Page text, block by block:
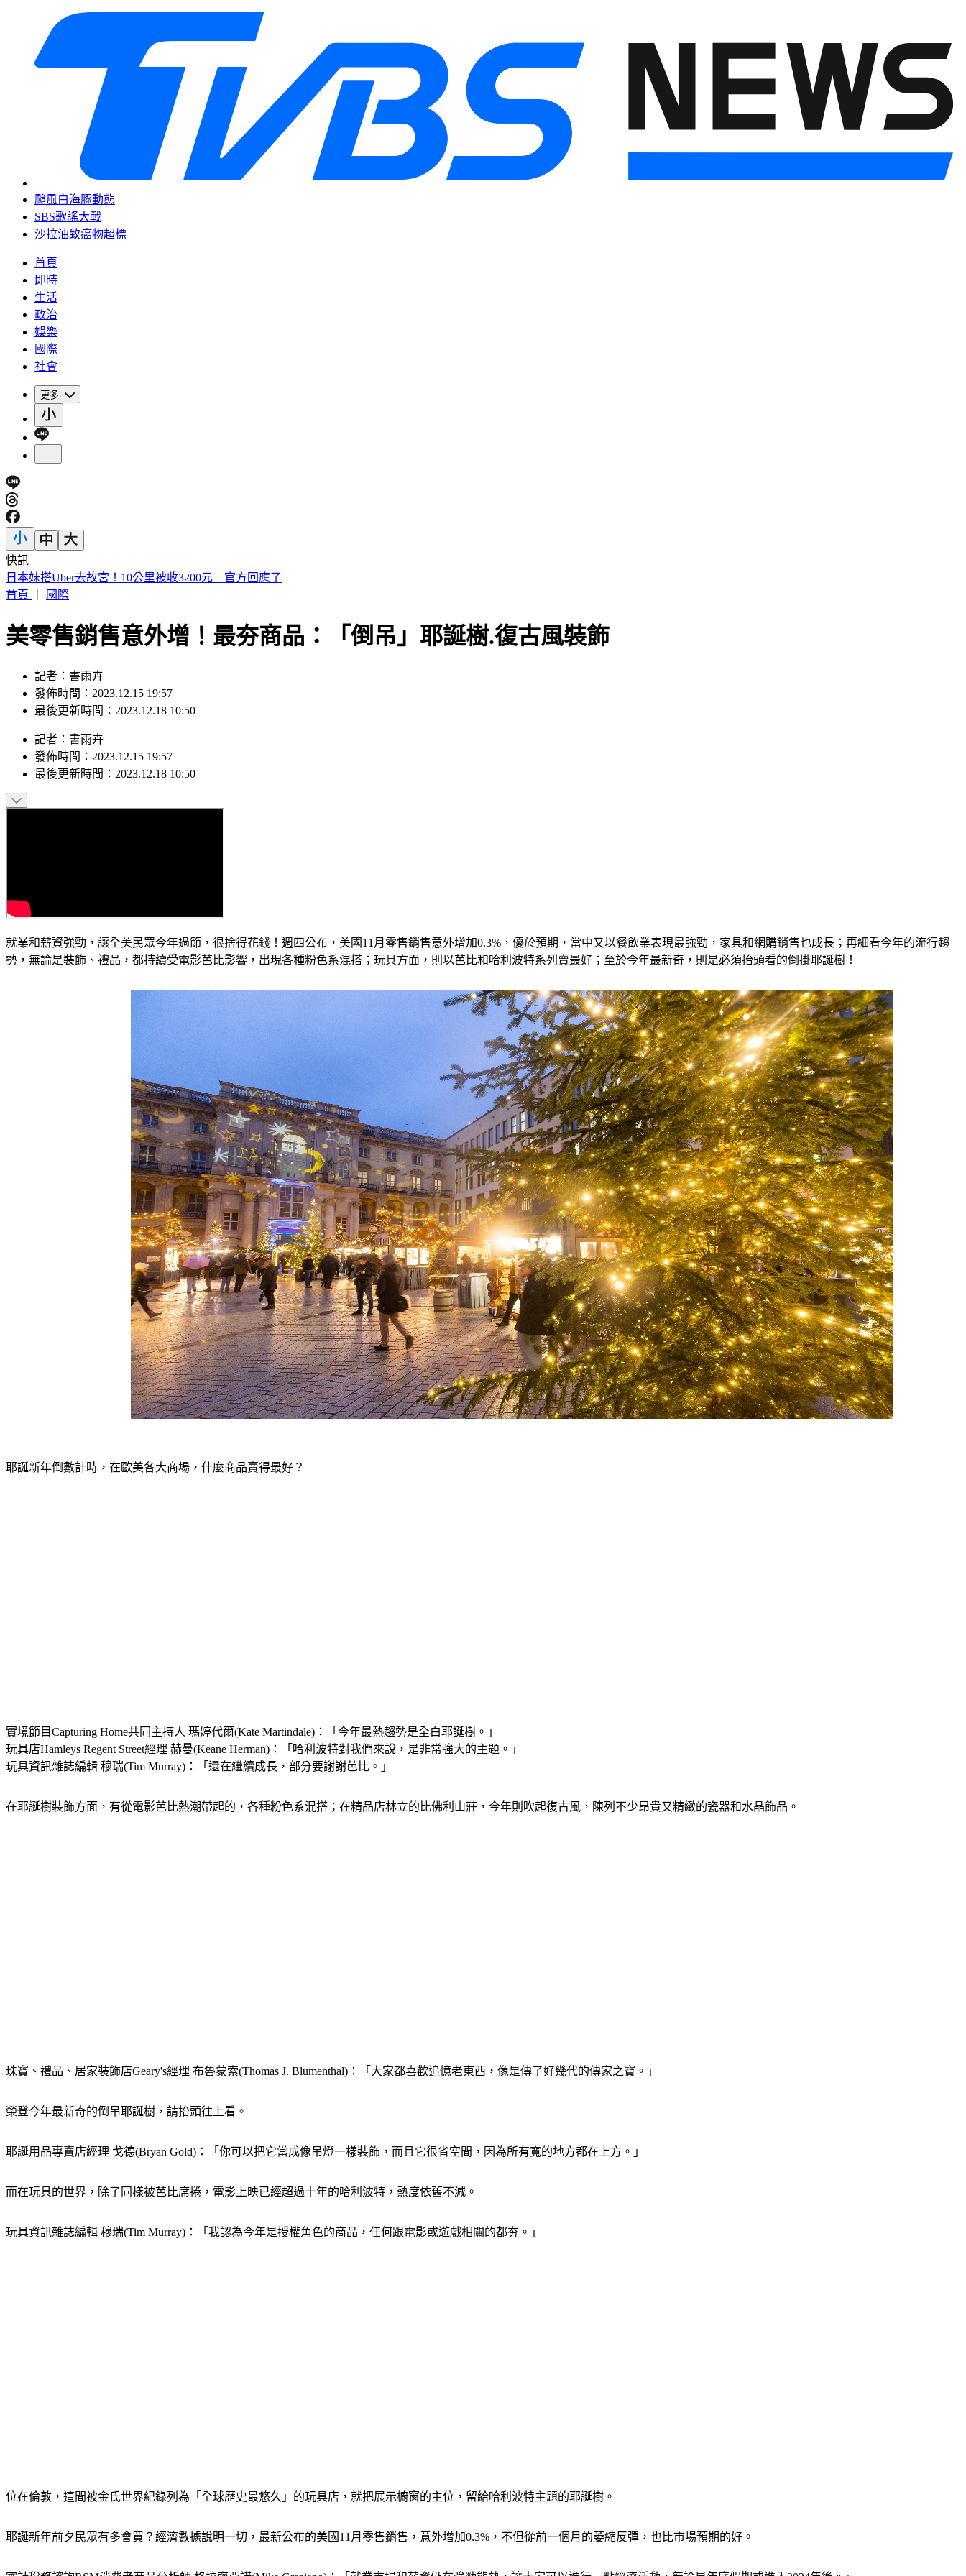
颱風白海豚動態
SBS歌謠大戰
沙拉油致癌物超標
首頁
即時
生活
政治
娛樂
國際
社會
更多
快訊
小草支持度流失5%全跑去民進黨？ 民眾黨周榆修：沒這感覺
首頁
國際
美零售銷售意外增！最夯商品：「倒吊」耶誕樹.復古風裝飾
記者：書雨卉
發佈時間：2023.12.15 19:57
最後更新時間：2023.12.18 10:50
記者 ： 書雨卉
發佈時間： 2023.12.15 19:57
最後更新時間： 2023.12.18 10:50
就業和薪資強勁，讓全美民眾今年過節，很捨得花錢！週四公布，美國11月零售銷售意外增加0.3%，優於預期，當中又以餐飲業表現最強勁，家具和網購銷售也成長；再細看今年的流行趨
勢，無論是裝飾、禮品，都持續受電影芭比影響，出現各種粉色系混搭；玩具方面，則以芭比和哈利波特系列賣最好；至於今年最新奇，則是必須抬頭看的倒掛耶誕樹！
耶誕新年倒數計時，在歐美各大商場，什麼商品賣得最好？
實境節目Capturing Home共同主持人 瑪婷代爾(Kate Martindale)：「今年最熱趨勢是全白耶誕樹。」
玩具店Hamleys Regent Street經理 赫曼(Keane Herman)：「哈利波特對我們來說，是非常強大的主題。」
玩具資訊雜誌編輯 穆瑞(Tim Murray)：「還在繼續成長，部分要謝謝芭比。」
在耶誕樹裝飾方面，有從電影芭比熱潮帶起的，各種粉色系混搭；在精品店林立的比佛利山莊，今年則吹起復古風，陳列不少昂貴又精緻的瓷器和水晶飾品。
珠寶、禮品、居家裝飾店Geary's經理 布魯蒙索(Thomas J. Blumenthal)：「大家都喜歡追憶老東西，像是傳了好幾代的傳家之寶。」
榮登今年最新奇的倒吊耶誕樹，請抬頭往上看。
耶誕用品專賣店經理 戈德(Bryan Gold)：「你可以把它當成像吊燈一樣裝飾，而且它很省空間，因為所有寬的地方都在上方。」
而在玩具的世界，除了同樣被芭比席捲，電影上映已經超過十年的哈利波特，熱度依舊不減。
玩具資訊雜誌編輯 穆瑞(Tim Murray)：「我認為今年是授權角色的商品，任何跟電影或遊戲相關的都夯。」
位在倫敦，這間被金氏世界紀錄列為「全球歷史最悠久」的玩具店，就把展示櫥窗的主位，留給哈利波特主題的耶誕樹。
耶誕新年前夕民眾有多會買？經濟數據說明一切，最新公布的美國11月零售銷售，意外增加0.3%，不但從前一個月的萎縮反彈，也比市場預期的好。